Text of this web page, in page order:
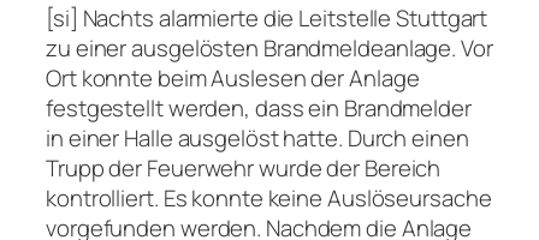
[si] Nachts alarmierte die Leitstelle Stuttgart
zu einer ausgelösten Brandmeldeanlage. Vor
Ort konnte beim Auslesen der Anlage
festgestellt werden, dass ein Brandmelder
in einer Halle ausgelöst hatte. Durch einen
Trupp der Feuerwehr wurde der Bereich
kontrolliert. Es konnte keine Auslöseursache
vorgefunden werden. Nachdem die Anlage